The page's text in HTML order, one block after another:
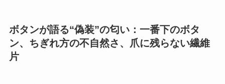
ボタンが語る“偽装”の匂い：一番下のボタ
ン、ちぎれ方の不自然さ、爪に残らない繊維
片